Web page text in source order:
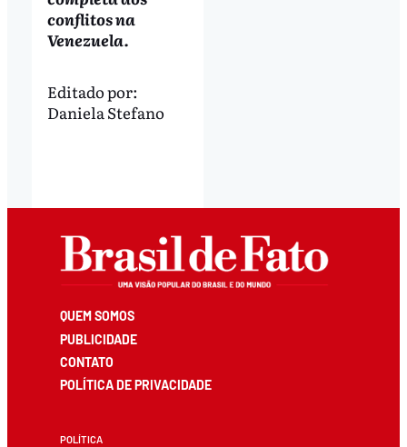
conflitos na
Venezuela.
Editado por:
Daniela Stefano
QUEM SOMOS
PUBLICIDADE
CONTATO
POLÍTICA DE PRIVACIDADE
POLÍTICA